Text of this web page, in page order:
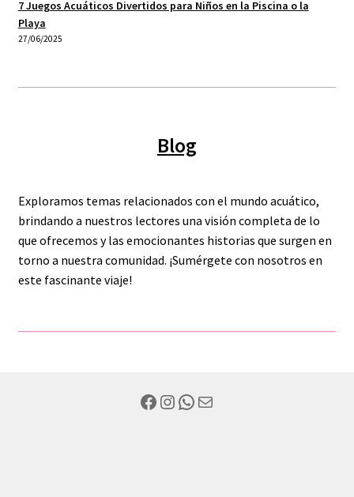
7 Juegos Acuáticos Divertidos para Niños en la Piscina o la
Playa
27/06/2025
Blog
Exploramos temas relacionados con el mundo acuático,
brindando a nuestros lectores una visión completa de lo
que ofrecemos y las emocionantes historias que surgen en
torno a nuestra comunidad. ¡Sumérgete con nosotros en
este fascinante viaje!
Facebook
Instagram
WhatsApp
Mail